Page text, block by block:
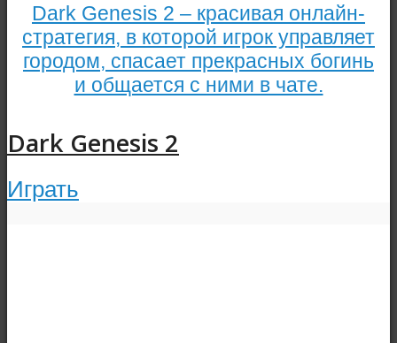
Dark Genesis 2 – красивая онлайн-
стратегия, в которой игрок управляет
городом, спасает прекрасных богинь
и общается с ними в чате.
Dark Genesis 2
Играть